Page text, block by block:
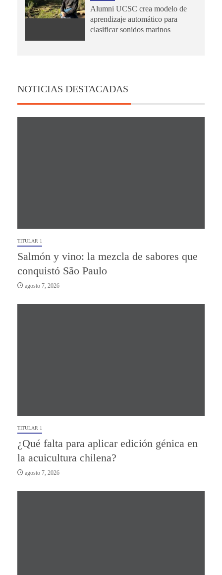
Alumni UCSC crea modelo de
aprendizaje automático para
clasificar sonidos marinos
NOTICIAS DESTACADAS
TITULAR 1
Salmón y vino: la mezcla de sabores que
conquistó São Paulo
agosto 7, 2026
TITULAR 1
¿Qué falta para aplicar edición génica en
la acuicultura chilena?
agosto 7, 2026